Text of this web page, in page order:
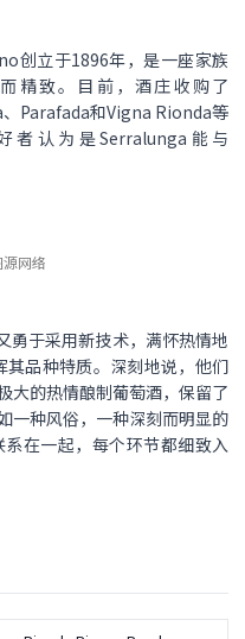
创立于1896年，是一座家族
精致。目前，酒庄收购了
Parafada和Vigna Rionda等
者认为是Serralunga能与
网络
勇于采用新技术，满怀热情地
品种特质。深刻地说，他们
大的热情酿制葡萄酒，保留了
一种风俗，一种深刻而明显的
在一起，每个环节都细致入